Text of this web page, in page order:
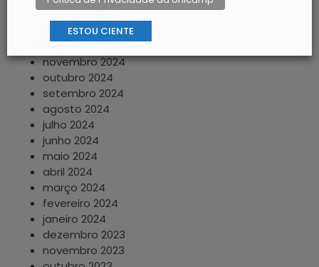
fevereiro 2025
janeiro 2025
dezembro 2024
novembro 2024
outubro 2024
setembro 2024
agosto 2024
julho 2024
junho 2024
maio 2024
abril 2024
março 2024
fevereiro 2024
janeiro 2024
dezembro 2023
novembro 2023
ESTOU CIENTE